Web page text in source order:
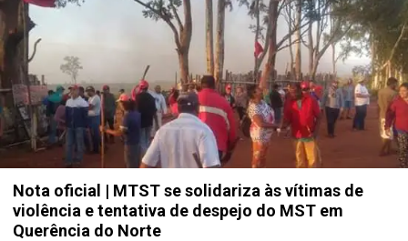
Nota oficial | MTST se solidariza às vítimas de
violência e tentativa de despejo do MST em
Querência do Norte